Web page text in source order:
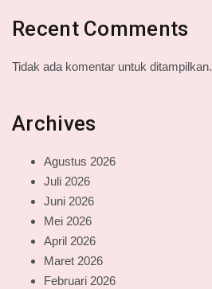
Recent Comments
Tidak ada komentar untuk ditampilkan.
Archives
Agustus 2026
Juli 2026
Juni 2026
Mei 2026
April 2026
Maret 2026
Februari 2026